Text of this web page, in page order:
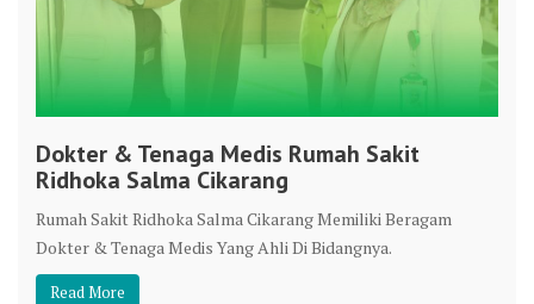
Dokter & Tenaga Medis Rumah Sakit
Ridhoka Salma Cikarang
Rumah Sakit Ridhoka Salma Cikarang Memiliki Beragam
Dokter & Tenaga Medis Yang Ahli Di Bidangnya.
Read More